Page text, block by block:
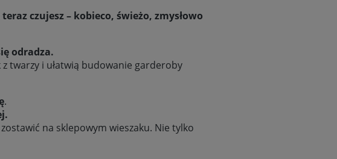
czujesz – kobieco, świeżo, zmysłowo
odradza.
twarzy i ułatwią budowanie garderoby
.
na sklepowym wieszaku. Nie tylko